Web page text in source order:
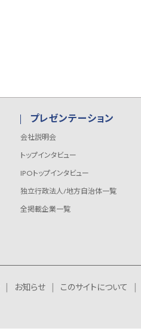
プレゼンテーション
会社説明会
トップインタビュー
IPOトップインタビュー
独立行政法人/地方自治体一覧
全掲載企業一覧
お知らせ このサイトについて